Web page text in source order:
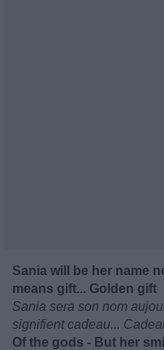
Sania will be her name
means gift... Golden gift
Sania sera son nom
signifient cadeau...
Of the gods - But her